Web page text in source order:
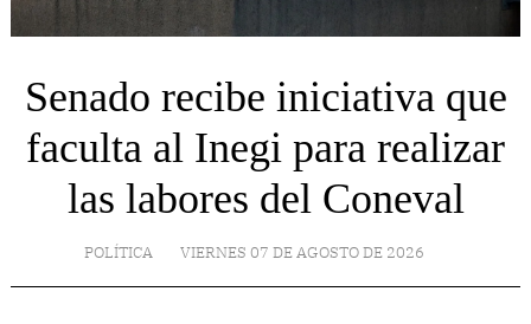
Senado recibe iniciativa que
faculta al Inegi para realizar
las labores del Coneval
POLÍTICA VIERNES 07 DE AGOSTO DE 2026